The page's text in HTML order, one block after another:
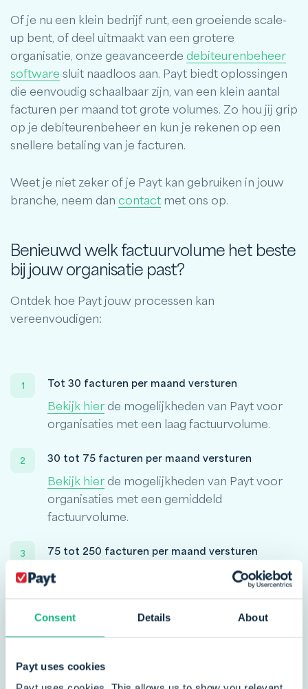
Consent Details About
Payt uses cookies
Of je nu een klein bedrijf runt, een groeiende scale-
up bent, of deel uitmaakt van een grotere
organisatie, onze geavanceerde debiteurenbeheer
software sluit naadloos aan. Payt biedt oplossingen
die eenvoudig schaalbaar zijn, van een klein aantal
facturen per maand tot grote volumes. Zo hou jij grip
op je debiteurenbeheer en kun je rekenen op een
snellere betaling van je facturen.
Weet je niet zeker of je Payt kan gebruiken in jouw
branche, neem dan contact met ons op.
Benieuwd welk factuurvolume het beste
bij jouw organisatie past?
Ontdek hoe Payt jouw processen kan
vereenvoudigen:
Tot 30 facturen per maand versturen
Bekijk hier de mogelijkheden van Payt voor
organisaties met een laag factuurvolume.
30 tot 75 facturen per maand versturen
Bekijk hier de mogelijkheden van Payt voor
organisaties met een gemiddeld
factuurvolume.
75 tot 250 facturen per maand versturen
Bekijk hier
de mogelijkheden van Payt voor
organisaties met een hoog factuurvolume.
Bekijk hierde mogelijkheden van Payt voor
organisaties met een zeer hoog